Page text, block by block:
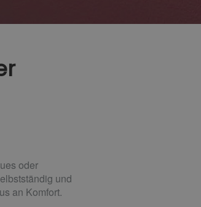
oder
und
an Komfort.